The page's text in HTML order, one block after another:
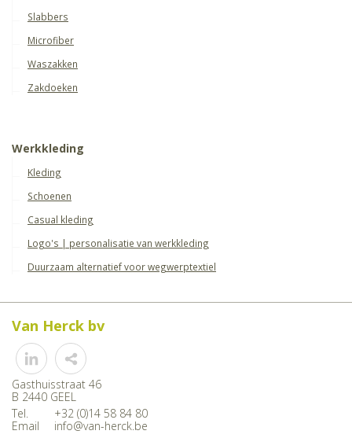
Slabbers
Microfiber
Waszakken
Zakdoeken
Werkkleding
Kleding
Schoenen
Casual kleding
Logo's | personalisatie van werkkleding
Duurzaam alternatief voor wegwerptextiel
Van Herck bv
Share
Gasthuisstraat 46
B 2440 GEEL
Tel.
+32 (0)14 58 84 80
Email
info@van-herck.be